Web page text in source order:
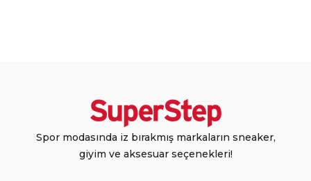
Spor modasında iz bırakmış markaların sneaker,
giyim ve aksesuar seçenekleri!